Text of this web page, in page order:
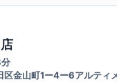
区金山町1ー4ー6アルティ